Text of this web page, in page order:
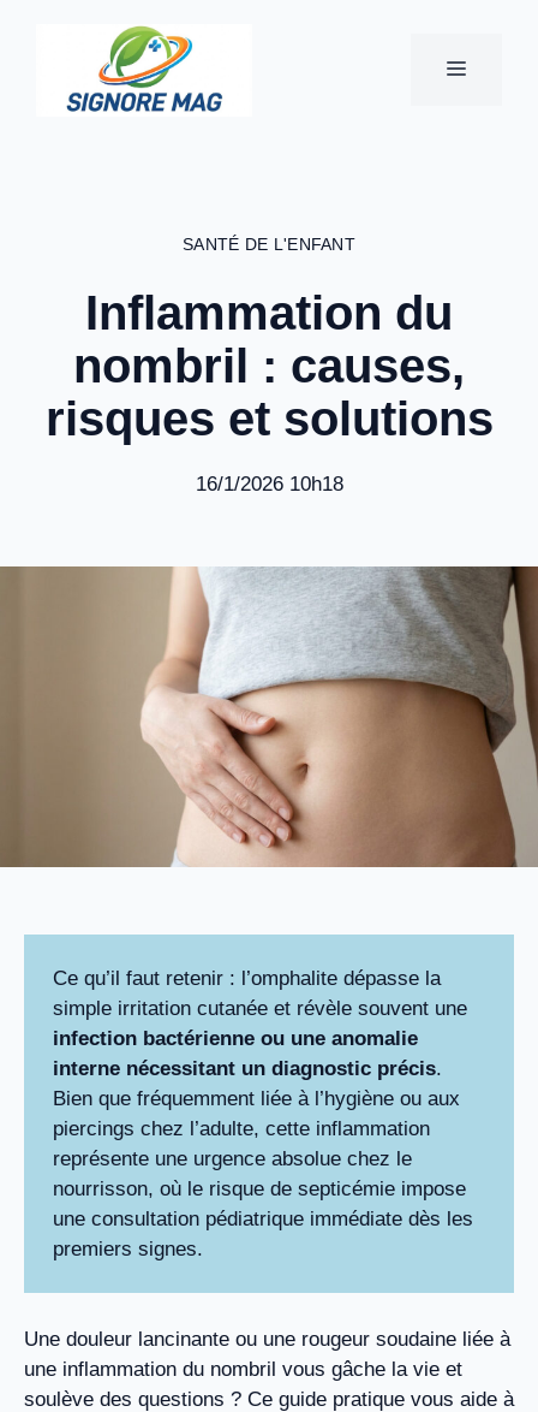
MENU
SANTÉ DE L'ENFANT
Inflammation du
nombril : causes,
risques et solutions
16/1/2026 10h18
Ce qu’il faut retenir : l’omphalite dépasse la
simple irritation cutanée et révèle souvent une
infection bactérienne ou une anomalie
interne nécessitant un diagnostic précis.
Bien que fréquemment liée à l’hygiène ou aux
piercings chez l’adulte, cette inflammation
représente une urgence absolue chez le
nourrisson, où le risque de septicémie impose
une consultation pédiatrique immédiate dès les
premiers signes.
Une douleur lancinante ou une rougeur soudaine liée à
une inflammation du nombril vous gâche la vie et
soulève des questions ? Ce guide pratique vous aide à